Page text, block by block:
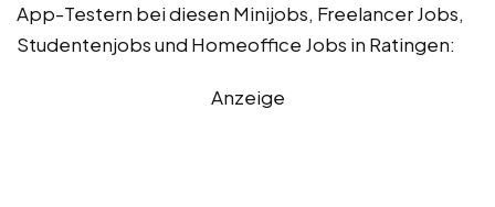
App-Testern bei diesen Minijobs, Freelancer Jobs,
Studentenjobs und Homeoffice Jobs in Ratingen:
Anzeige